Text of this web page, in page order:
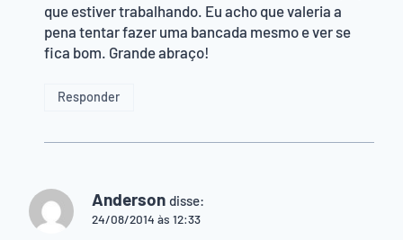
que estiver trabalhando. Eu acho que valeria a
pena tentar fazer uma bancada mesmo e ver se
fica bom. Grande abraço!
Responder
Anderson disse:
24/08/2014 às 12:33